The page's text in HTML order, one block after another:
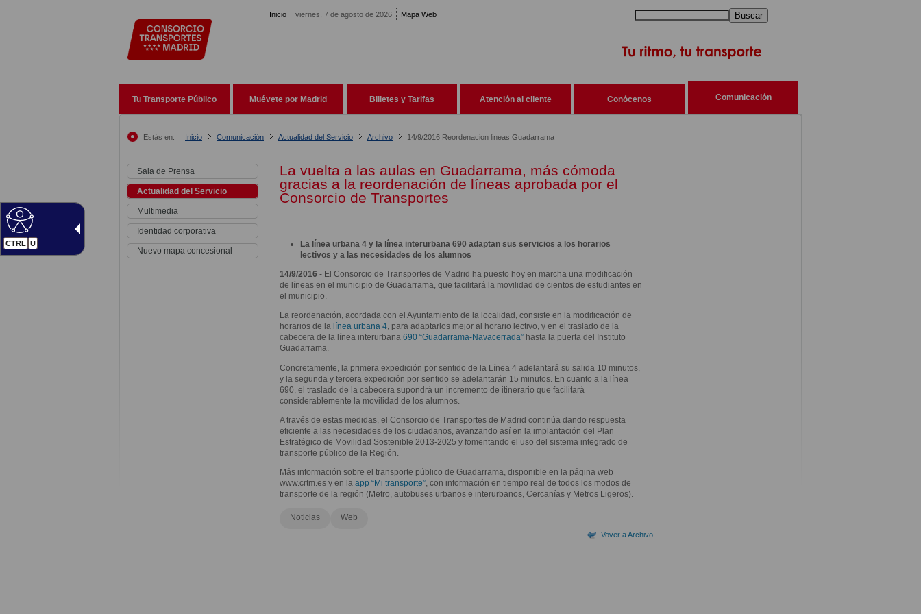
CTRL U
Inicio viernes, 7 de agosto de 2026 Mapa Web Buscar
Tu Transporte Público Muévete por Madrid Billetes y Tarifas Atención al cliente Conócenos Comunicación
Estás en: Inicio Comunicación Actualidad del Servicio Archivo 14/9/2016 Reordenacion lineas Guadarrama
Sala de Prensa
Actualidad del Servicio
Multimedia
Identidad corporativa
Nuevo mapa concesional
La vuelta a las aulas en Guadarrama, más cómoda
gracias a la reordenación de líneas aprobada por el
Consorcio de Transportes
La línea urbana 4 y la línea interurbana 690 adaptan sus servicios a los horarios
lectivos y a las necesidades de los alumnos
14/9/2016 - El Consorcio de Transportes de Madrid ha puesto hoy en marcha una modificación
de líneas en el municipio de Guadarrama, que facilitará la movilidad de cientos de estudiantes en
el municipio.
La reordenación, acordada con el Ayuntamiento de la localidad, consiste en la modificación de
horarios de lalínea urbana 4, para adaptarlos mejor al horario lectivo, y en el traslado de la
cabecera de la línea interurbana 690 “Guadarrama-Navacerrada”hasta la puerta del Instituto
Guadarrama.
Concretamente, la primera expedición por sentido de la Línea 4 adelantará su salida 10 minutos,
y la segunda y tercera expedición por sentido se adelantarán 15 minutos. En cuanto a la línea
690, el traslado de la cabecera supondrá un incremento de itinerario que facilitará
considerablemente la movilidad de los alumnos.
A través de estas medidas, el Consorcio de Transportes de Madrid continúa dando respuesta
eficiente a las necesidades de los ciudadanos, avanzando así en la implantación del Plan
Estratégico de Movilidad Sostenible 2013-2025 y fomentando el uso del sistema integrado de
transporte público de la Región.
Más información sobre el transporte público de Guadarrama, disponible en la página web
www.crtm.es y en la app “Mi transporte”, con información en tiempo real de todos los modos de
transporte de la región (Metro, autobuses urbanos e interurbanos, Cercanías y Metros Ligeros).
Noticias Web
Vover a Archivo